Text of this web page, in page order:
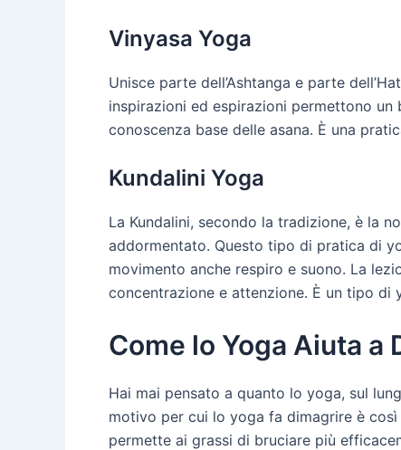
Vinyasa Yoga
Unisce parte dell’Ashtanga e parte
inspirazioni ed espirazioni permettono
conoscenza base delle asana. È una
Kundalini Yoga
La Kundalini, secondo la tradizione, è la
addormentato. Questo tipo di pratica di
movimento anche respiro e suono. La
concentrazione e attenzione. È un tipo di
Come lo Yoga Aiuta a
Hai mai pensato a quanto lo yoga, sul
motivo per cui lo yoga fa dimagrire è
permette ai grassi di bruciare più